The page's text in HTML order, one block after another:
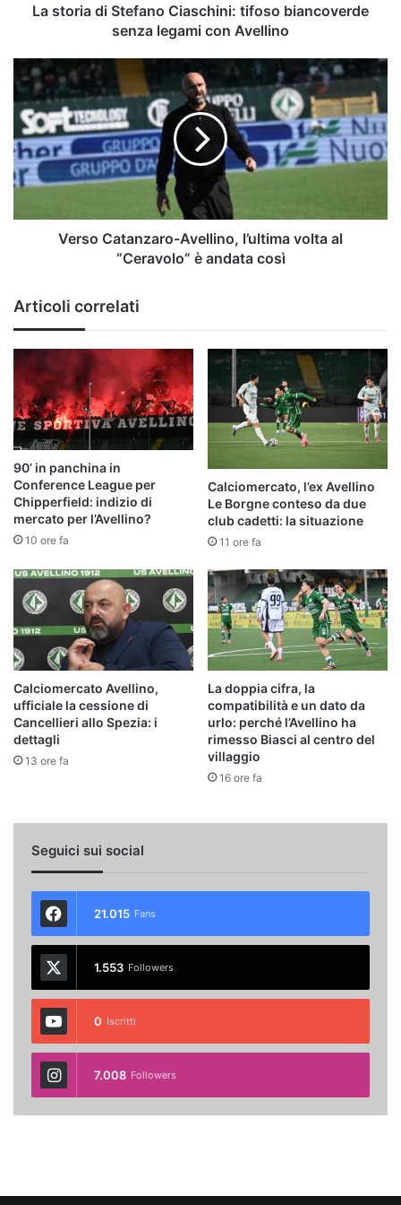
La storia di Stefano Ciaschini: tifoso biancoverde
senza legami con Avellino
Verso
Catanzaro-
Avellino,
l’ultima
volta
al
“Ceravolo”
andata
Verso Catanzaro-Avellino, l’ultima volta al
“Ceravolo” è andata così
Articoli correlati
90’ in panchina in
Conference League per
Chipperfield: indizio di
mercato per l’Avellino?
10 ore fa
Calciomercato, l’ex Avellino
Le Borgne conteso da due
club cadetti: la situazione
11 ore fa
Calciomercato Avellino,
ufficiale la cessione di
Cancellieri allo Spezia: i
dettagli
13 ore fa
La doppia cifra, la
compatibilità e un dato da
urlo: perché l’Avellino ha
rimesso Biasci al centro del
villaggio
16 ore fa
Seguici sui social
21.015 Fans
1.553 Followers
0 Iscritti
7.008 Followers